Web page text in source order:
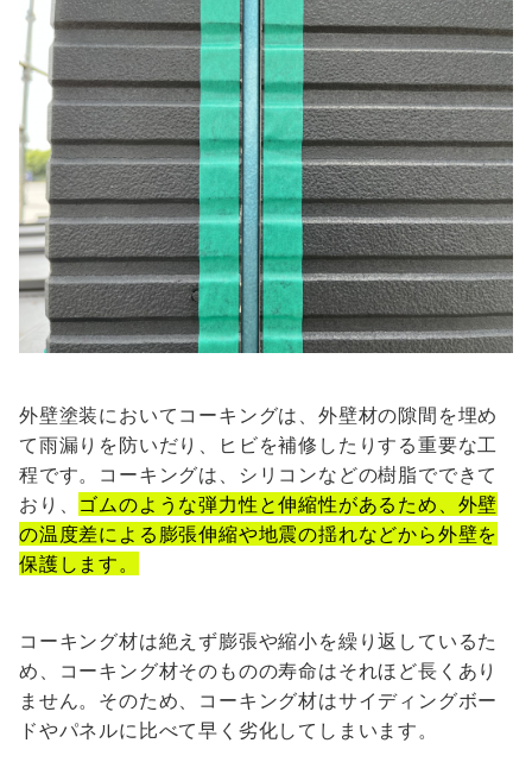
外壁塗装においてコーキングは、外壁材の隙間を埋め
て雨漏りを防いだり、ヒビを補修したりする重要な工
程です。コーキングは、シリコンなどの樹脂でできて
おり、 ゴムのような弾力性と伸縮性があるため、外壁
の温度差による膨張伸縮や地震の揺れなどから外壁を
保護します。
コーキング材は絶えず膨張や縮小を繰り返しているた
め、コーキング材そのものの寿命はそれほど長くあり
ません。そのため、コーキング材はサイディングボー
ドやパネルに比べて早く劣化してしまいます。